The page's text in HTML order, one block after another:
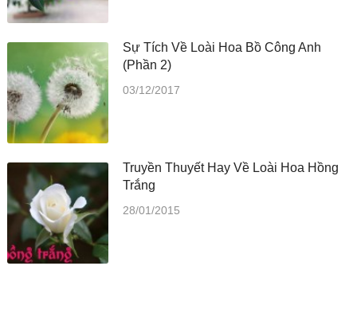
Sự Tích Về Loài Hoa Bồ Công Anh
(Phần 2)
03/12/2017
Truyền Thuyết Hay Về Loài Hoa Hồng
Trắng
28/01/2015